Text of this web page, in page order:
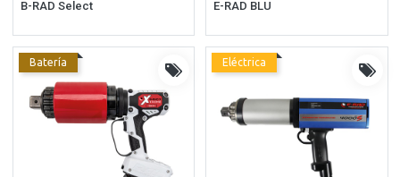
B-RAD Select E-RAD BLU
Batería Eléctrica